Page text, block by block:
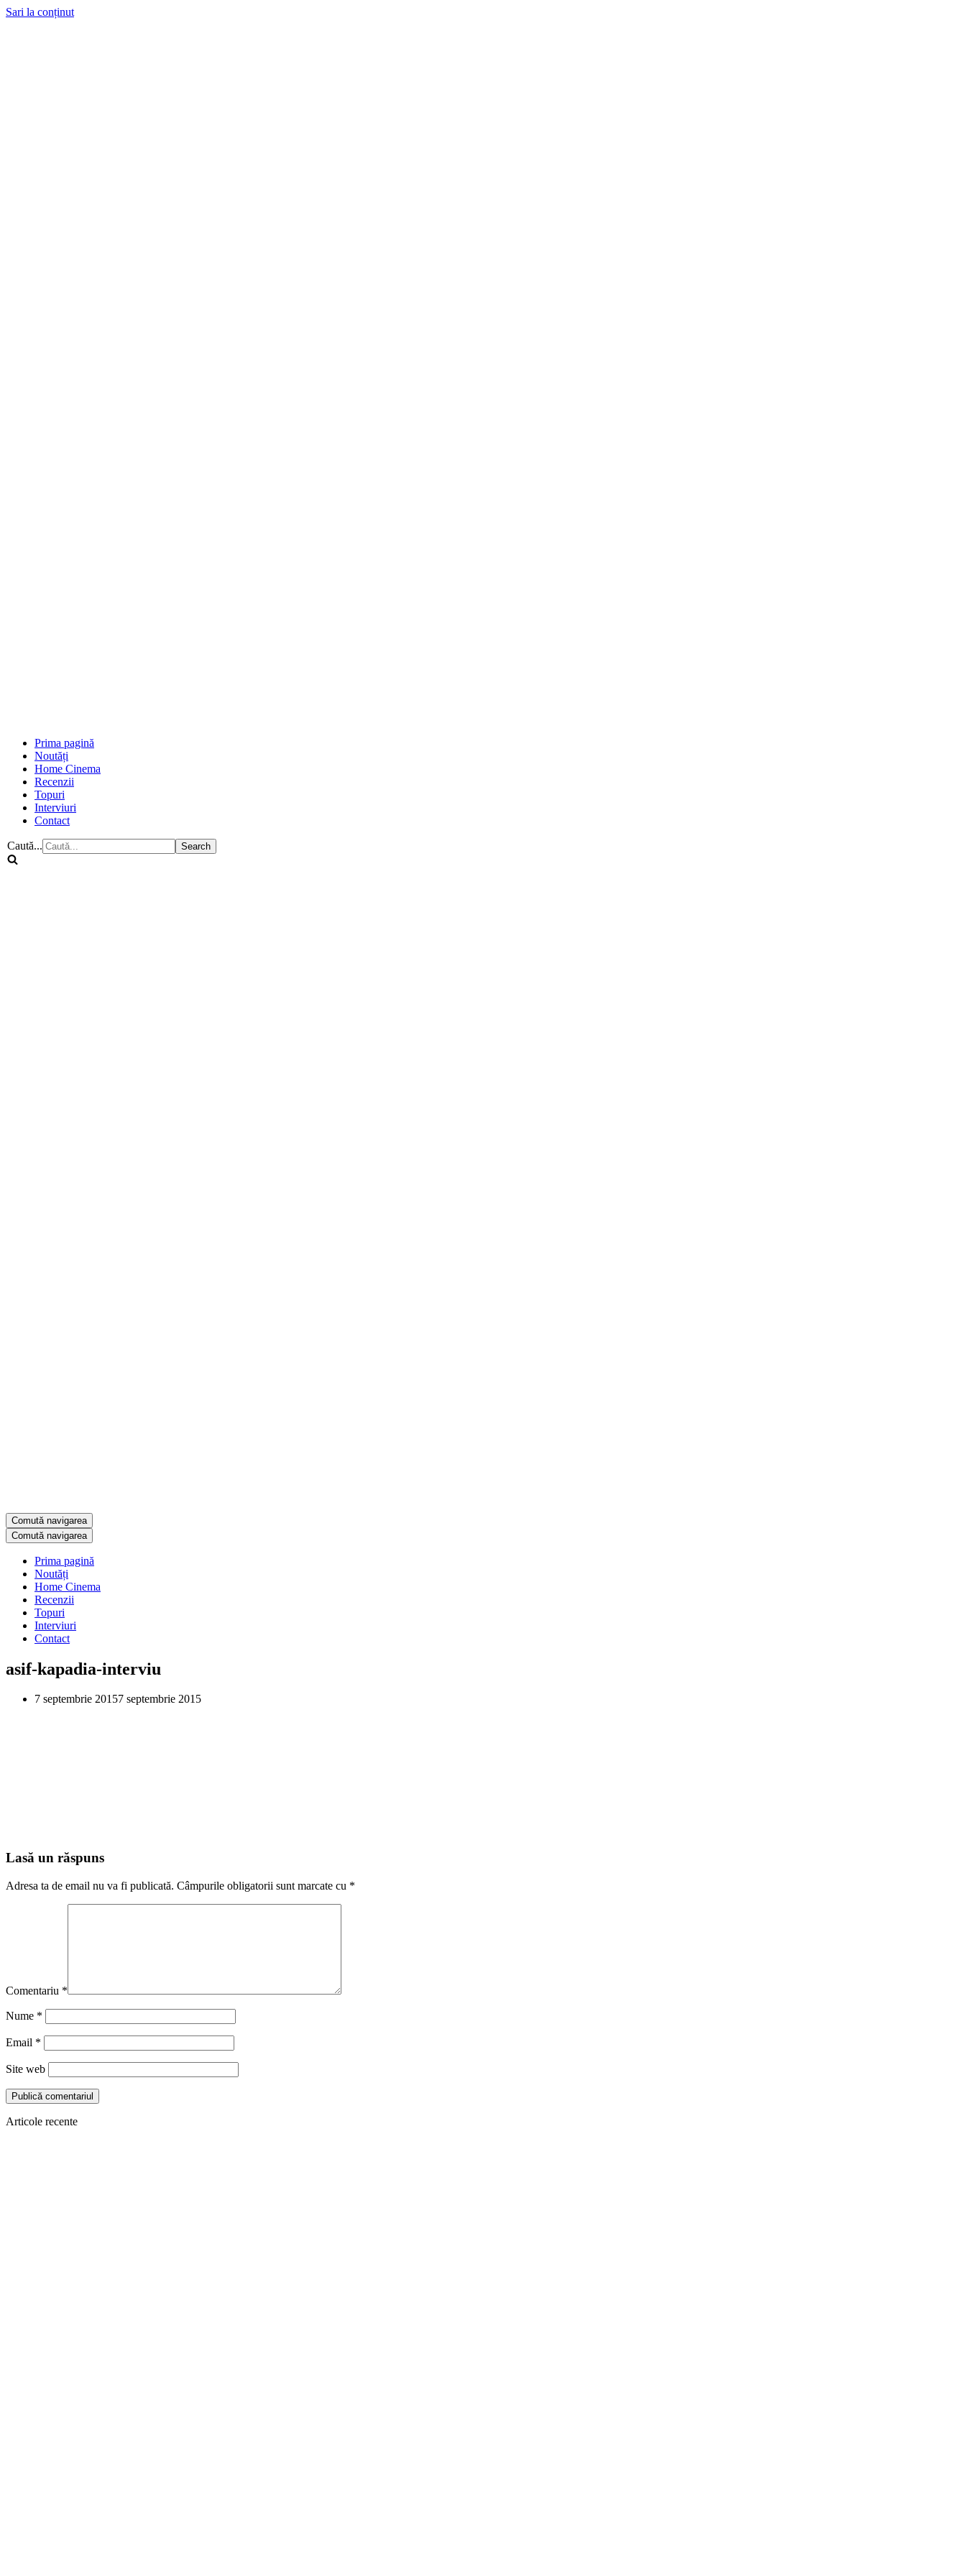
Sari la conținut
Prima pagină
Noutăți
Home Cinema
Recenzii
Topuri
Interviuri
Contact
Caută...
Comută navigarea
Comută navigarea
Prima pagină
Noutăți
Home Cinema
Recenzii
Topuri
Interviuri
Contact
asif-kapadia-interviu
7 septembrie 20157 septembrie 2015
Lasă un răspuns
Adresa ta de email nu va fi publicată. Câmpurile obligatorii sunt marcate cu *
Comentariu *
Nume *
Email *
Site web
Articole recente